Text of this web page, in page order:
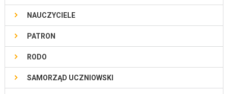
NAUCZYCIELE
PATRON
RODO
SAMORZĄD UCZNIOWSKI